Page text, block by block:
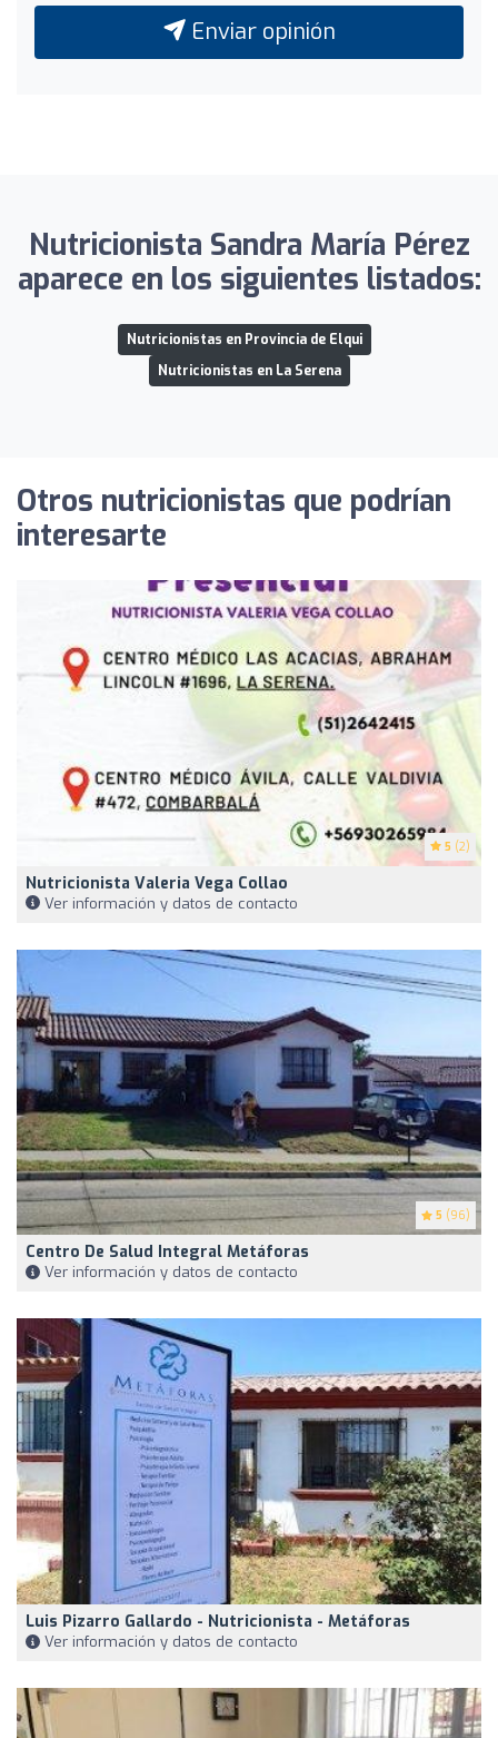
Enviar opinión
Nutricionista Sandra María Pérez
aparece en los siguientes listados:
Nutricionistas en Provincia de Elqui
Nutricionistas en La Serena
Otros nutricionistas que podrían
interesarte
5 (2)
Nutricionista Valeria Vega Collao
Ver información y datos de contacto
5 (96)
Centro De Salud Integral Metáforas
Ver información y datos de contacto
Luis Pizarro Gallardo - Nutricionista - Metáforas
Ver información y datos de contacto